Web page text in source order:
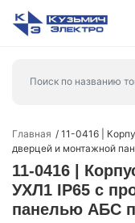
Главная
11-0416 |
дверцей и монтажной
11-0416 |
УХЛ1 IP65 с
панелью АБС